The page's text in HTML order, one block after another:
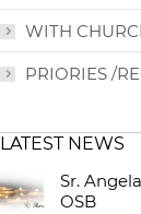
WITH
PRIORIES /
LATEST NEWS
Sr.
OSB